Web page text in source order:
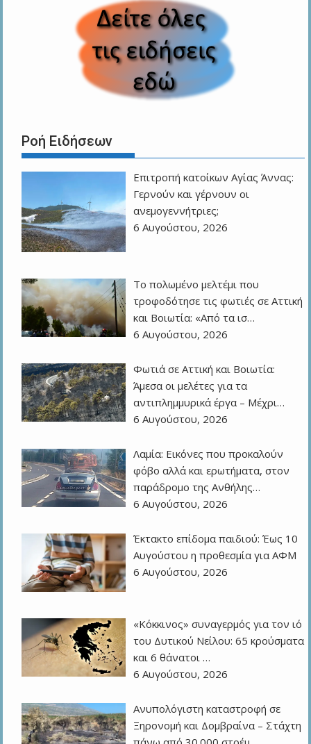
Ροή Ειδήσεων
Επιτροπή κατοίκων Αγίας Άννας:
Γερνούν και γέρνουν οι
ανεμογεννήτριες;
6 Αυγούστου, 2026
Το πολωμένο μελτέμι που
τροφοδότησε τις φωτιές σε Αττική
και Βοιωτία: «Από τα ισ…
6 Αυγούστου, 2026
Φωτιά σε Αττική και Βοιωτία:
Άμεσα οι μελέτες για τα
αντιπλημμυρικά έργα – Μέχρι…
6 Αυγούστου, 2026
Λαμία: Εικόνες που προκαλούν
φόβο αλλά και ερωτήματα, στον
παράδρομο της Ανθήλης…
6 Αυγούστου, 2026
Έκτακτο επίδομα παιδιού: Έως 10
Αυγούστου η προθεσμία για ΑΦΜ
6 Αυγούστου, 2026
«Κόκκινος» συναγερμός για τον ιό
του Δυτικού Νείλου: 65 κρούσματα
και 6 θάνατοι …
6 Αυγούστου, 2026
Ανυπολόγιστη καταστροφή σε
Ξηρονομή και Δομβραίνα – Στάχτη